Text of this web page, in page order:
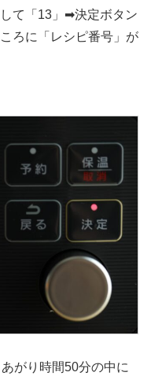
て「13」➡決定ボタン
ろに「レシピ番号」が
がり時間50分の中に